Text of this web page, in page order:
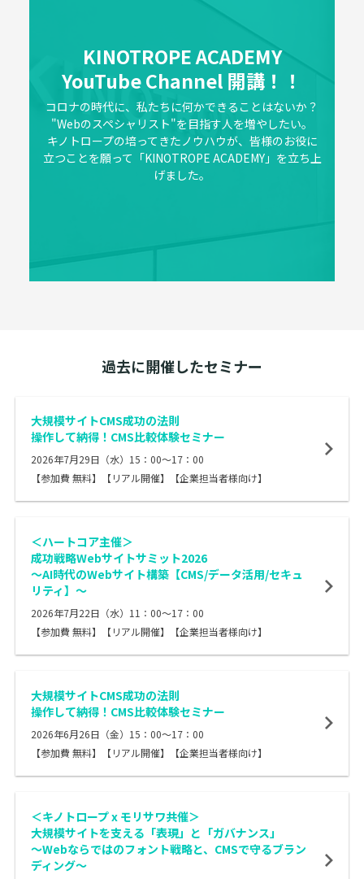
KINOTROPE ACADEMY
YouTube Channel 開講！！
コロナの時代に、私たちに何かできることはないか？
"Webのスペシャリスト"を目指す人を増やしたい。
キノトロープの培ってきたノウハウが、皆様のお役に
立つことを願って「KINOTROPE ACADEMY」を立ち上
げました。
過去に開催したセミナー
大規模サイトCMS成功の法則
操作して納得！CMS比較体験セミナー
2026年7月29日（水）15：00～17：00
【参加費 無料】【リアル開催】【企業担当者様向け】
＜ハートコア主催＞
成功戦略Webサイトサミット2026
〜AI時代のWebサイト構築【CMS/データ活用/セキュ
リティ】〜
2026年7月22日（水）11：00～17：00
【参加費 無料】【リアル開催】【企業担当者様向け】
大規模サイトCMS成功の法則
操作して納得！CMS比較体験セミナー
2026年6月26日（金）15：00～17：00
【参加費 無料】【リアル開催】【企業担当者様向け】
＜キノトロープ x モリサワ共催＞
大規模サイトを支える「表現」と「ガバナンス」
～Webならではのフォント戦略と、CMSで守るブラン
ディング〜